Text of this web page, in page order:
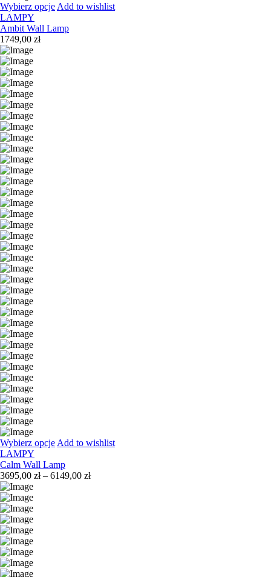
Wybierz opcje Add to wishlist
LAMPY
Ambit Wall Lamp
1749,00 zł
Wybierz opcje Add to wishlist
LAMPY
Calm Wall Lamp
3695,00 zł – 6149,00 złZakres